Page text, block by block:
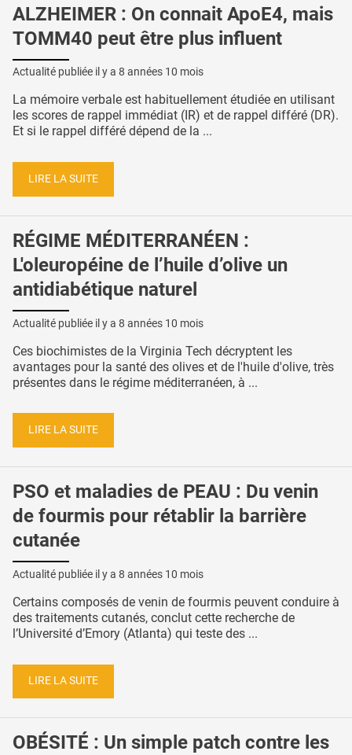
ALZHEIMER : On connait ApoE4, mais
TOMM40 peut être plus influent
Actualité publiée il y a 8 années 10 mois
La mémoire verbale est habituellement étudiée en utilisant
les scores de rappel immédiat (IR) et de rappel différé (DR).
Et si le rappel différé dépend de la ...
LIRE LA SUITE
RÉGIME MÉDITERRANÉEN :
L'oleuropéine de l’huile d’olive un
antidiabétique naturel
Actualité publiée il y a 8 années 10 mois
Ces biochimistes de la Virginia Tech décryptent les
avantages pour la santé des olives et de l'huile d'olive, très
présentes dans le régime méditerranéen, à ...
LIRE LA SUITE
PSO et maladies de PEAU : Du venin
de fourmis pour rétablir la barrière
cutanée
Actualité publiée il y a 8 années 10 mois
Certains composés de venin de fourmis peuvent conduire à
des traitements cutanés, conclut cette recherche de
l’Université d’Emory (Atlanta) qui teste des ...
LIRE LA SUITE
OBÉSITÉ : Un simple patch contre les